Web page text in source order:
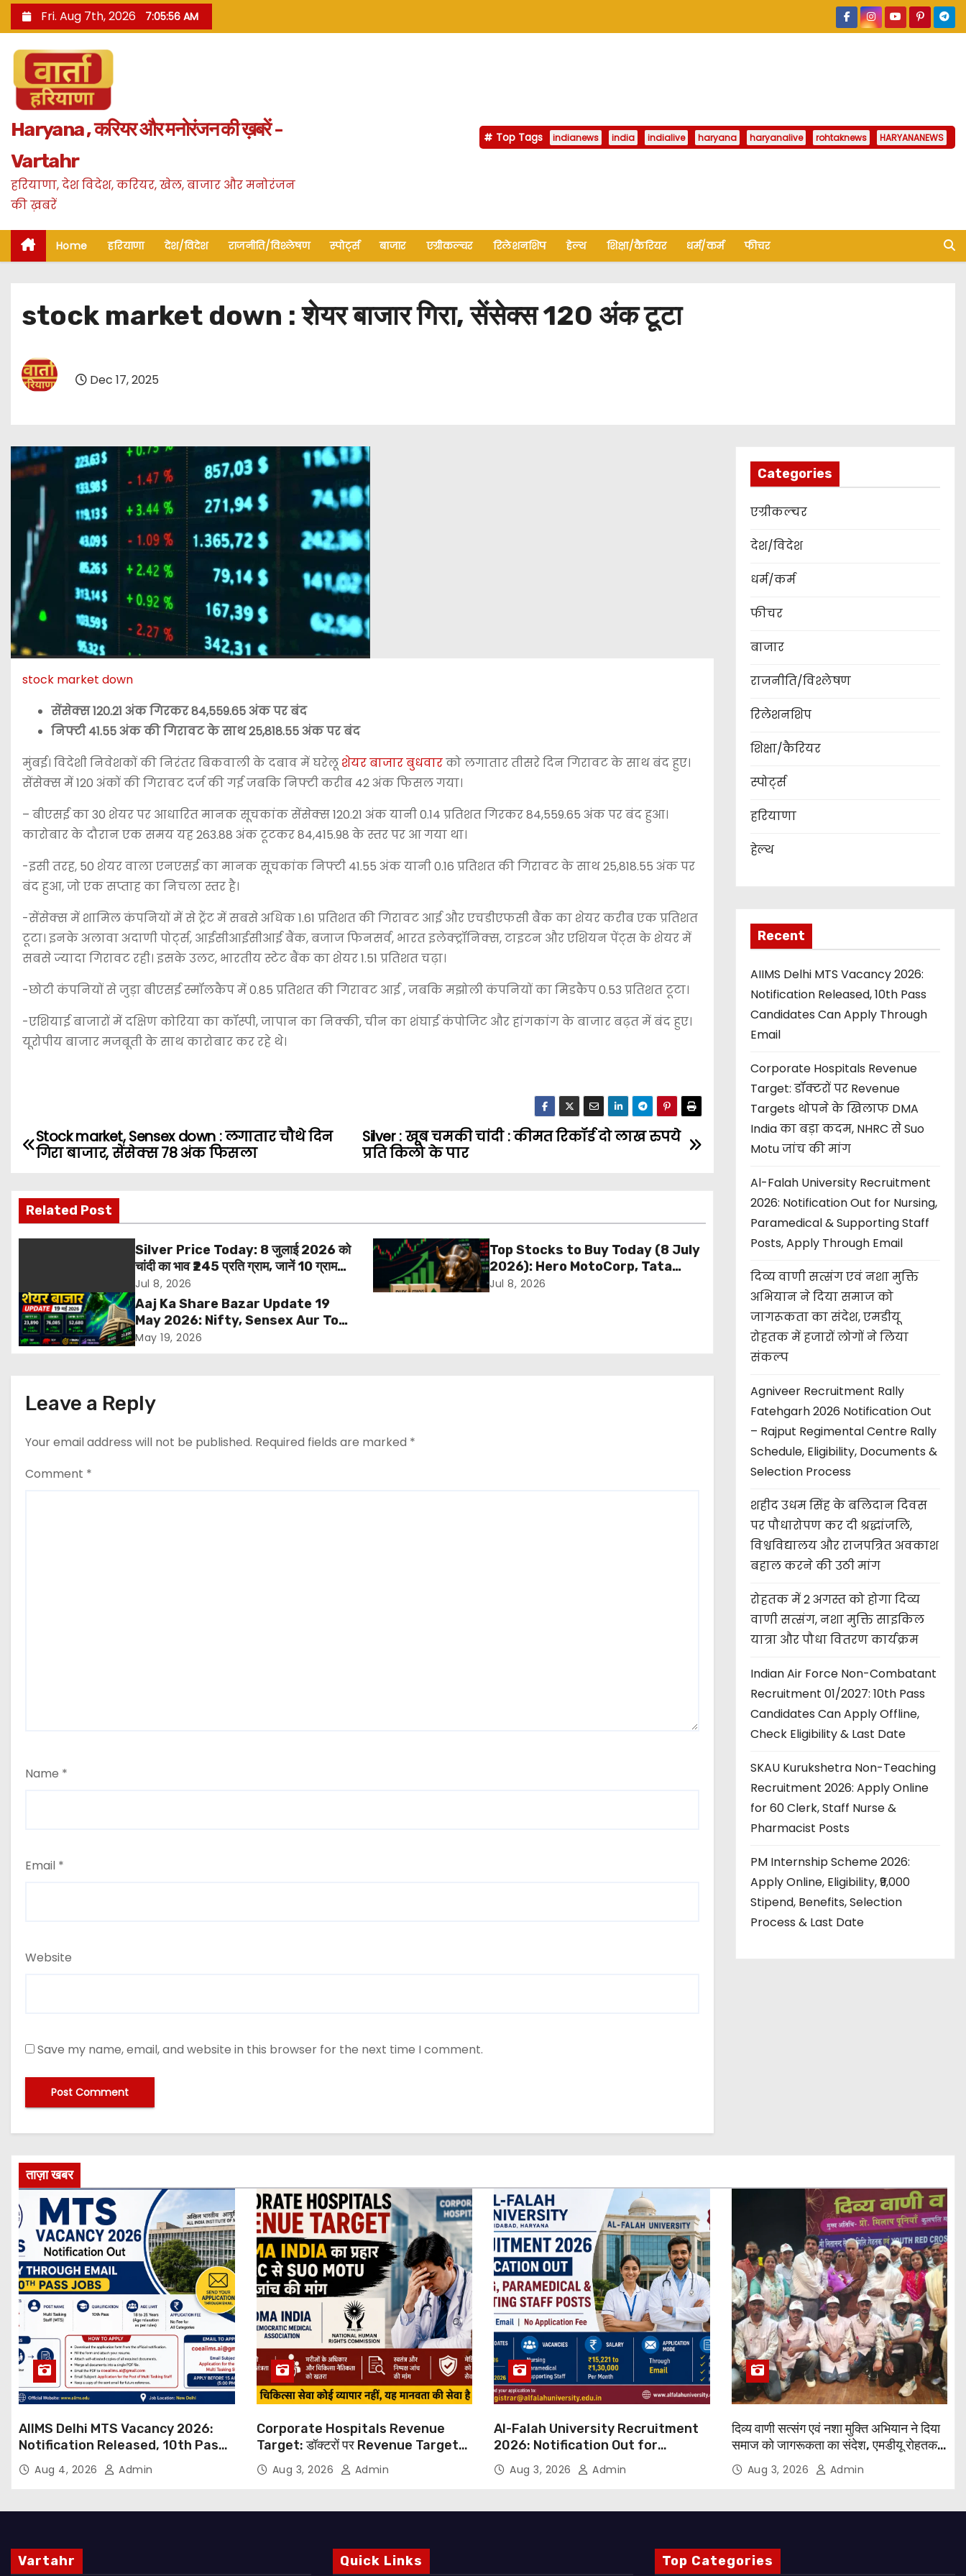
k
n
Fri. Aug 7th, 2026 7:05:57 AM
Haryana , करियर और मनोरंजन की ख़बरें -
Vartahr
हरियाणा, देश विदेश, करियर, खेल, बाजार और मनोरंजन
की ख़बरें
Top Tags indianews india indialive haryana haryanalive rohtaknews HARYANANEWS
Home हरियाणा देश/विदेश राजनीति/विश्लेषण स्पोर्ट्स बाजार एग्रीकल्चर रिलेशनशिप हेल्थ शिक्षा/कैरियर धर्म/कर्म फीचर
stock market down : शेयर बाजार गिरा, सेंसेक्स 120 अंक टूटा
Dec 17, 2025
stock market down
सेंसेक्स 120.21 अंक गिरकर 84,559.65 अंक पर बंद
निफ्टी 41.55 अंक की गिरावट के साथ 25,818.55 अंक पर बंद
मुंबई। विदेशी निवेशकों की निरंतर बिकवाली के दबाव में घरेलू शेयर बाजार बुधवारको लगातार तीसरे दिन गिरावट के साथ बंद हुए।
सेंसेक्स में 120 अंकों की गिरावट दर्ज की गई जबकि निफ्टी करीब 42 अंक फिसल गया।
– बीएसई का 30 शेयर पर आधारित मानक सूचकांक सेंसेक्स 120.21 अंक यानी 0.14 प्रतिशत गिरकर 84,559.65 अंक पर बंद हुआ।
कारोबार के दौरान एक समय यह 263.88 अंक टूटकर 84,415.98 के स्तर पर आ गया था।
-इसी तरह, 50 शेयर वाला एनएसई का मानक सूचकांक निफ्टी 41.55 अंक यानी 0.16 प्रतिशत की गिरावट के साथ 25,818.55 अंक पर
बंद हुआ, जो एक सप्ताह का निचला स्तर है।
-सेंसेक्स में शामिल कंपनियों में से ट्रेंट में सबसे अधिक 1.61 प्रतिशत की गिरावट आई और एचडीएफसी बैंक का शेयर करीब एक प्रतिशत
टूटा। इनके अलावा अदाणी पोर्ट्स, आईसीआईसीआई बैंक, बजाज फिनसर्व, भारत इलेक्ट्रॉनिक्स, टाइटन और एशियन पेंट्स के शेयर में
सबसे ज्यादा गिरावट रही। इसके उलट, भारतीय स्टेट बैंक का शेयर 1.51 प्रतिशत चढ़ा।
-छोटी कंपनियों से जुड़ा बीएसई स्मॉलकैप में 0.85 प्रतिशत की गिरावट आई , जबकि मझोली कंपनियों का मिडकैप 0.53 प्रतिशत टूटा।
-एशियाई बाजारों में दक्षिण कोरिया का कॉस्पी, जापान का निक्की, चीन का शंघाई कंपोजिट और हांगकांग के बाजार बढ़त में बंद हुए।
यूरोपीय बाजार मजबूती के साथ कारोबार कर रहे थे।
P
s
t
a
v
i
a
t
i
Silver : खूब चमकी चांदी : कीमत रिकॉर्ड दो लाख रुपये
प्रति किलो के पार
Stock market, Sensex down : लगातार चौथे दिन
गिरा बाजार, सेंसेक्स 78 अंक फिसला
Related Post
Silver Price Today: 8 जुलाई 2026 को
चांदी का भाव ₹245 प्रति ग्राम, जानें 10 ग्राम
और 1 किलो सिल्वर की नई कीमत
Jul 8, 2026
Top Stocks to Buy Today (8 July
2026): Hero MotoCorp, Tata
Steel और ITBEES में खरीदारी की सलाह,
Jul 8, 2026
Aaj Ka Share Bazar Update 19
May 2026: Nifty, Sensex Aur Top
Gainers
May 19, 2026
Leave a Reply
Your email address will not be published. Required fields are marked *
Comment *
Name *
Email *
Website
Save my name, email, and website in this browser for the next time I comment.
Categories
एग्रीकल्चर
देश/विदेश
धर्म/कर्म
फीचर
बाजार
राजनीति/विश्लेषण
रिलेशनशिप
शिक्षा/कैरियर
स्पोर्ट्स
हरियाणा
हेल्थ
Recent
AIIMS Delhi MTS Vacancy 2026:
Notification Released, 10th Pass
Candidates Can Apply Through
Email
Corporate Hospitals Revenue
Target: डॉक्टरों पर Revenue
Targets थोपने के खिलाफ DMA
India का बड़ा कदम, NHRC से Suo
Motu जांच की मांग
Al-Falah University Recruitment
2026: Notification Out for Nursing,
Paramedical & Supporting Staff
Posts, Apply Through Email
दिव्य वाणी सत्संग एवं नशा मुक्ति
अभियान ने दिया समाज को
जागरूकता का संदेश, एमडीयू
रोहतक में हजारों लोगों ने लिया
संकल्प
Agniveer Recruitment Rally
Fatehgarh 2026 Notification Out
– Rajput Regimental Centre Rally
Schedule, Eligibility, Documents &
Selection Process
शहीद उधम सिंह के बलिदान दिवस
पर पौधारोपण कर दी श्रद्धांजलि,
विश्वविद्यालय और राजपत्रित अवकाश
बहाल करने की उठी मांग
रोहतक में 2 अगस्त को होगा दिव्य
वाणी सत्संग, नशा मुक्ति साइकिल
यात्रा और पौधा वितरण कार्यक्रम
Indian Air Force Non-Combatant
Recruitment 01/2027: 10th Pass
Candidates Can Apply Offline,
Check Eligibility & Last Date
SKAU Kurukshetra Non-Teaching
Recruitment 2026: Apply Online
for 60 Clerk, Staff Nurse &
Pharmacist Posts
PM Internship Scheme 2026:
Apply Online, Eligibility, ₹9,000
Stipend, Benefits, Selection
Process & Last Date
ताज़ा खबर
AIIMS Delhi MTS Vacancy 2026:
Notification Released, 10th Pass
Candidates Can Apply Through
Email
Aug 4, 2026 Admin
Corporate Hospitals Revenue
Target: डॉक्टरों पर Revenue Targets
थोपने के खिलाफ DMA India का बड़ा कदम,
NHRC से Suo Motu जांच की मांग
Aug 3, 2026 Admin
Al-Falah University Recruitment
2026: Notification Out for
Nursing, Paramedical &
Supporting Staff Posts, Apply
Aug 3, 2026 Admin
दिव्य वाणी सत्संग एवं नशा मुक्ति अभियान ने दिया
समाज को जागरूकता का संदेश, एमडीयू रोहतक में
हजारों लोगों ने लिया संकल्प
Aug 3, 2026 Admin
Vartahr Quick Links Top Categories